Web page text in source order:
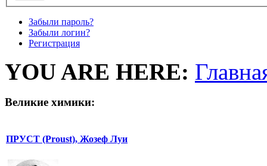
Забыли пароль?
Забыли логин?
Регистрация
YOU ARE HERE:
Великие химики:
ПРУСТ (Proust), Жозеф Луи